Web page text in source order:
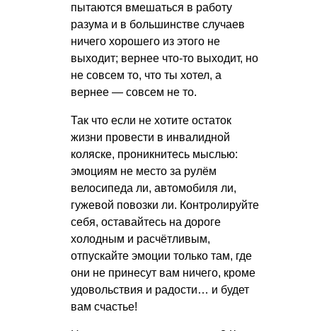
пытаются вмешаться в работу
разума и в большинстве случаев
ничего хорошего из этого не
выходит; вернее что-то выходит, но
не совсем то, что ты хотел, а
вернее — совсем не то.
Так что если не хотите остаток
жизни провести в инвалидной
коляске, проникнитесь мыслью:
эмоциям не место за рулём
велосипеда ли, автомобиля ли,
гужевой повозки ли. Контролируйте
себя, оставайтесь на дороге
холодным и расчётливым,
отпускайте эмоции только там, где
они не принесут вам ничего, кроме
удовольствия и радости… и будет
вам счастье!